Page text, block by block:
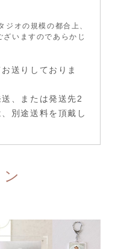
ジオの規模の都合上、
いますのであらかじ
送りしておりま
、または発送先2
別途送料を頂戴し